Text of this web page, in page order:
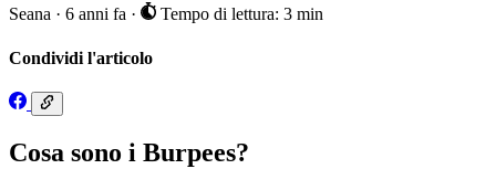
Seana · 6 anni fa · Tempo di lettura: 3 min
Condividi l'articolo
Cosa sono i Burpees?